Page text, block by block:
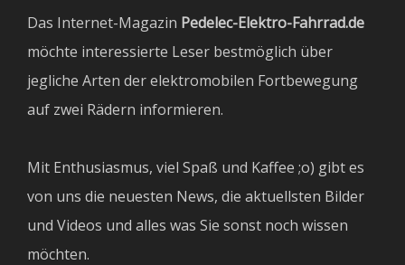
Das Internet-Magazin Pedelec-Elektro-Fahrrad.de
möchte interessierte Leser bestmöglich über
jegliche Arten der elektromobilen Fortbewegung
auf zwei Rädern informieren.
Mit Enthusiasmus, viel Spaß und Kaffee ;o) gibt es
von uns die neuesten News, die aktuellsten Bilder
und Videos und alles was Sie sonst noch wissen
möchten.